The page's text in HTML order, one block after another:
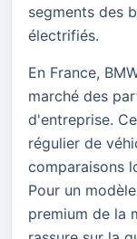
segments des
électrifiés.
En France,
marché des
d'entreprise.
régulier de
comparaisons
Pour un
premium de la